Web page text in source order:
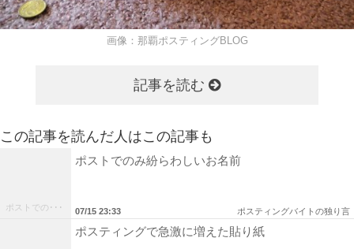
画像： 那覇ポスティングBLOG
記事を読む
この記事を読んだ人はこの記事も
ポストでの･･･
ポストでのみ紛らわしいお名前
07/15 23:33 ポスティングバイトの独り言
ポスティングで急激に増えた貼り紙